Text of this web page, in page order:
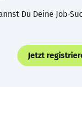
Du Deine Job-
Jetzt